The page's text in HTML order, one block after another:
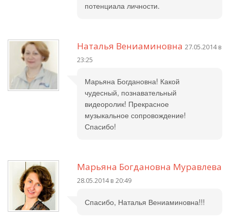
потенциала личности.
Наталья Вениаминовна 27.05.2014 в
23:25
Марьяна Богдановна! Какой
чудесный, познавательный
видеоролик! Прекрасное
музыкальное сопровождение!
Спасибо!
Марьяна Богдановна Муравлева
28.05.2014 в 20:49
Спасибо, Наталья Вениаминовна!!!